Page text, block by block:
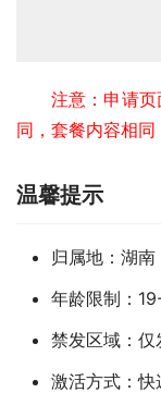
注意：申请
同，套餐内容相同
温馨提示
归属地：湖南
年龄限制：
禁发区域：仅
激活方式：